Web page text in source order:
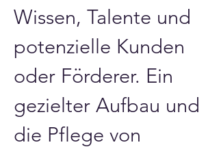
Wissen, Talente und
potenzielle Kunden
oder Förderer. Ein
gezielter Aufbau und
die Pflege von